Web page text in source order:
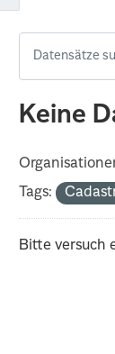
Keine
Tags:
Bitte versuch